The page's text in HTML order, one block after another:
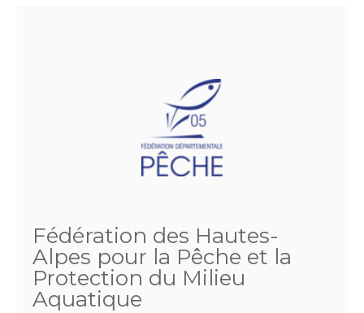
Fédération des Hautes-
Alpes pour la Pêche et la
Protection du Milieu
Aquatique